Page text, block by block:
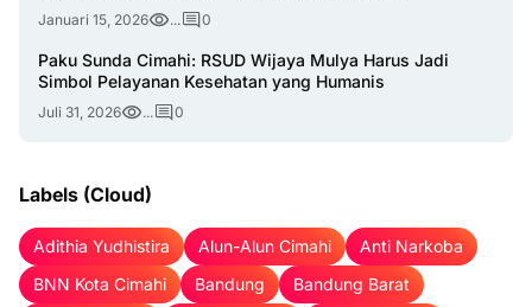
Januari 15, 2026 ... 0
Paku Sunda Cimahi: RSUD Wijaya Mulya Harus Jadi
Simbol Pelayanan Kesehatan yang Humanis
Juli 31, 2026 ... 0
Labels (Cloud)
Adithia Yudhistira Alun-Alun Cimahi
Anti Narkoba
BNN Kota Cimahi
Bandung
Bandung Barat